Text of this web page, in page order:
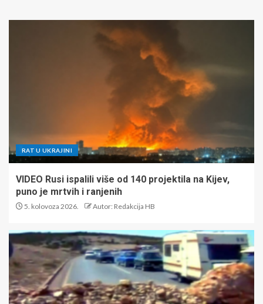
RAT U UKRAJINI
VIDEO Rusi ispalili više od 140 projektila na Kijev,
puno je mrtvih i ranjenih
5. kolovoza 2026. Autor: Redakcija HB